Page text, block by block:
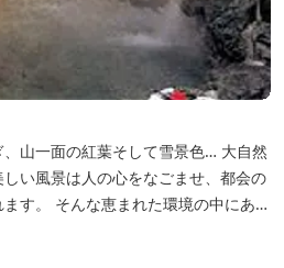
山一面の紅葉そして雪景色… 大自然
い風景は人の心をなごませ、都会の
す。 そんな恵まれた環境の中にあ
まい …それが赤目山水園です。 ま
こんと湧き出る天然温泉「赤目温泉